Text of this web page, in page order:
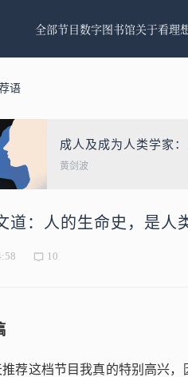
全部节目数字图书馆关于看理
语
成人及成为人类学家
黄剑波
道：人的生命史，是人
10
推荐这档节目我真的特别高兴